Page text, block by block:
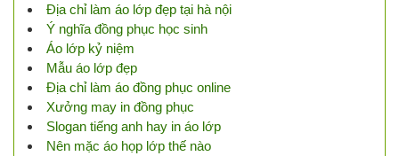
Địa chỉ làm áo lớp đẹp tại hà nội
Ý nghĩa đồng phục học sinh
Áo lớp kỷ niệm
Mẫu áo lớp đẹp
Địa chỉ làm áo đồng phục online
Xưởng may in đồng phục
Slogan tiếng anh hay in áo lớp
Nên mặc áo họp lớp thế nào